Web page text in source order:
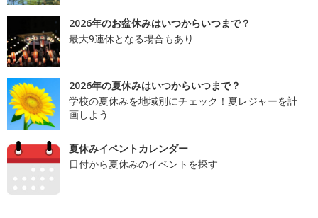
2026年のお盆休みはいつからいつまで？
最大9連休となる場合もあり
2026年の夏休みはいつからいつまで？
学校の夏休みを地域別にチェック！夏レジャーを計
画しよう
夏休みイベントカレンダー
日付から夏休みのイベントを探す